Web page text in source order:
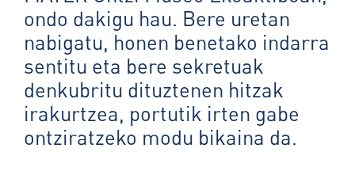
ondo dakigu hau. Bere uretan
nabigatu, honen benetako indarra
sentitu eta bere sekretuak
denkubritu dituztenen hitzak
irakurtzea, portutik irten gabe
ontziratzeko modu bikaina da.